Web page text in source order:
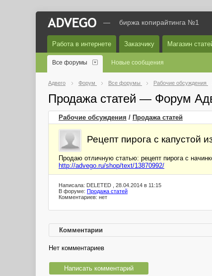
— биржа копирайтинга №1
Работа в интернете Заказчику Магазин
Все форумы Новые сообщения
Адвего Форум Все форумы Рабочие обсуждения
Продажа статей — Форум
Рабочие обсуждения / Продажа статей
Рецепт пирога с капустой
Продаю отличную статью: рецепт пирога с
http://advego.ru/shop/text/13870992/
Написала: DELETED , 28.04.2014 в 11:15
В форуме: Продажа статей
Комментариев: нет
Комментарии
Нет комментариев
Написать комментарий